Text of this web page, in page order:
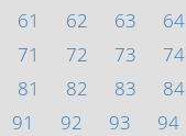
61
62 63 64
71
72 73 74
81
82 83 84
91
92 93 94